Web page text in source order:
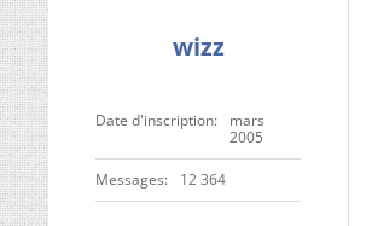
wizz
Date d'inscription
mars
2005
Messages 12 364